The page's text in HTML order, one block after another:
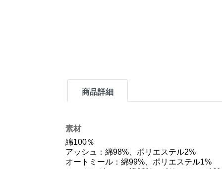
商品詳細
素材
綿100％
アッシュ：綿98%、ポリエステル2%
オートミール：綿99%、ポリエステル1%